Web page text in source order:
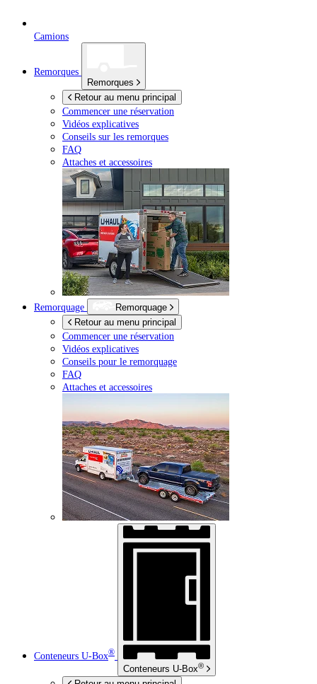
Camions
Remorques
Remorques
Retour au menu principal
Commencer une réservation
Vidéos explicatives
Conseils sur les remorques
FAQ
Attaches et accessoires
Remorquage
Remorquage
Retour au menu principal
Commencer une réservation
Vidéos explicatives
Conseils pour le remorquage
FAQ
Attaches et accessoires
Conteneurs U-Box®
Conteneurs U-Box®